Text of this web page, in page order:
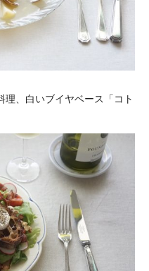
理、白いブイヤベース「コト